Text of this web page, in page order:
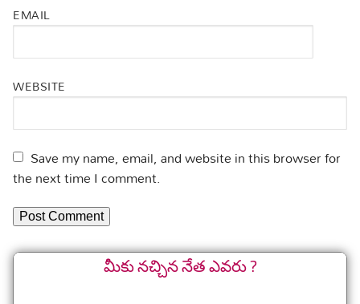
EMAIL
WEBSITE
Save my name, email, and website in this browser for
the next time I comment.
మీకు నచ్చిన నేత ఎవరు ?